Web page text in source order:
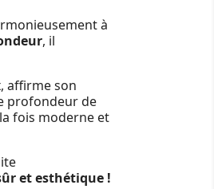
à
, il
affirme son
profondeur de
fois moderne et
et esthétique !